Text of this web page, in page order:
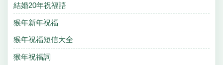
結婚20年祝福語
猴年新年祝福
猴年祝福短信大全
猴年祝福詞